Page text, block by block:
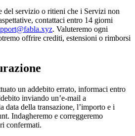
del servizio o ritieni che i Servizi non
contattaci entro 14 giorni
. Valuteremo ogni
offrire crediti, estensioni o rimborsi
un addebito errato, informaci entro
inviando un’e-mail a
data della transazione, l’importo e i
Indagheremo e correggeremo
confermati.